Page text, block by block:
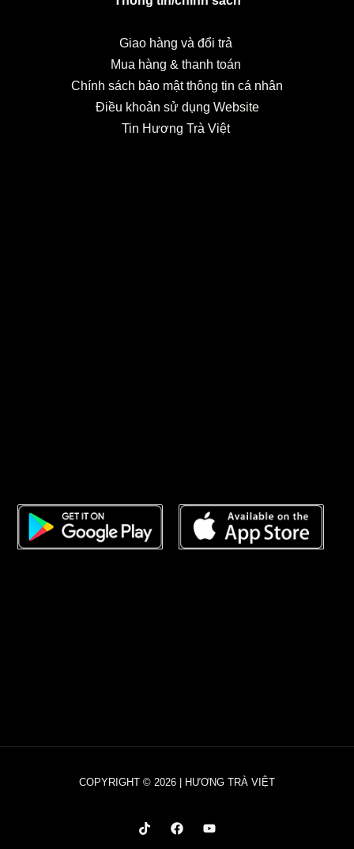
Giao hàng và đổi trả
Mua hàng & thanh toán
Chính sách bảo mật thông tin cá nhân
Điều khoản sử dụng Website
Tin Hương Trà Việt
COPYRIGHT © 2026 | HƯƠNG TRÀ VIỆT